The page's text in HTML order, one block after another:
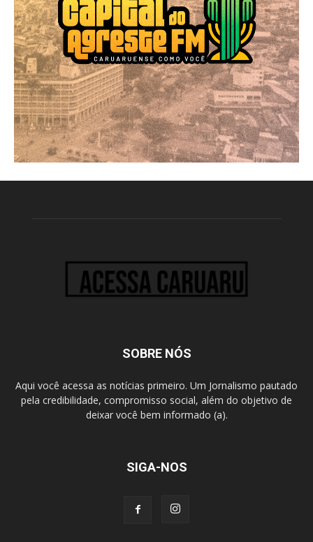
SOBRE NÓS
Aqui você acessa as notícias primeiro. Um Jornalismo pautado
pela credibilidade, compromisso social, além do objetivo de
deixar você bem informado (a).
SIGA-NOS